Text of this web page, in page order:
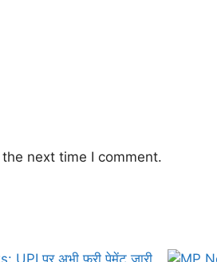
next time I comment.